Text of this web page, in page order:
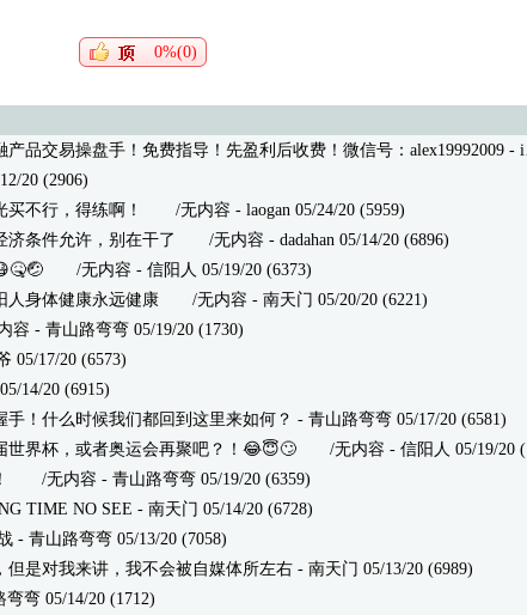
0%(0)
品交易操盘手！免费指导！先盈利后收费！微信号：alex19992009- iwww 03/27/21 (435)
20 (2906)
不行，得练啊！
/无内容 - laogan 05/24/20 (5959)
济条件允许，别在干了 /无内容 - dadahan 05/14/20 (6896)
/无内容 - 信阳人 05/19/20 (6373)
人身体健康永远健康/无内容 - 南天门 05/20/20 (6221)
- 青山路弯弯 05/19/20 (1730)
17/20 (6573)
14/20 (6915)
手！什么时候我们都回到这里来如何？ - 青山路弯弯 05/17/20 (6581)
世界杯，或者奥运会再聚吧？！😂😇🙄/无内容 - 信阳人 05/19/20 (6312)
/无内容 - 青山路弯弯 05/19/20 (6359)
TIME NO SEE - 南天门 05/14/20 (6728)
- 青山路弯弯 05/13/20 (7058)
但是对我来讲，我不会被自媒体所左右- 南天门 05/13/20 (6989)
弯弯 05/14/20 (1712)